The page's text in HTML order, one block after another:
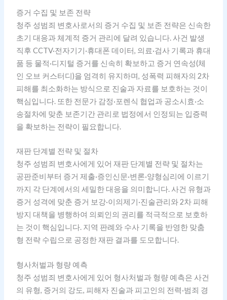
증거 수집 및 보존 전략
청주 성범죄 변호사로서의 증거 수집 및 보존 전략은 신속한
초기 대응과 체계적 증거 관리에 달려 있습니다. 사건 발생
직후 CCTV·전자기기·휴대폰 데이터, 의료·검사 기록과 휴대
품 등 물적·디지털 증거를 신속히 확보하고 증거 연속성(체
인 오브 커스터디)을 엄격히 유지하며, 성폭력 피해자의 2차
피해를 최소화하는 방식으로 진술과 자료를 보호하는 것이
핵심입니다. 또한 전문가 감정·포렌식 협업과 공소시효·소
송절차에 맞춘 보존기간 관리로 법정에서 인정되는 입증력
을 확보하는 전략이 필요합니다.
재판 단계별 전략 및 절차
청주 성범죄 변호사에게 있어 재판 단계별 전략 및 절차는
공판준비부터 증거 제출·증인신문·변론·양형심리에 이르기
까지 각 단계에서의 세밀한 대응을 의미합니다. 사건 유형과
증거 성격에 맞춘 증거 보강·이의제기·진술관리와 2차 피해
방지 대책을 병행하여 의뢰인의 권리를 적극적으로 보호하
는 것이 핵심입니다. 지역 판례와 수사 기록을 반영한 맞춤
형 전략 수립으로 공정한 재판 결과를 도모합니다.
형사처벌과 형량 예측
청주 성범죄 변호사에게 있어 형사처벌과 형량 예측은 사건
의 유형, 증거의 강도, 피해자 진술과 피고인의 전력·범죄 경